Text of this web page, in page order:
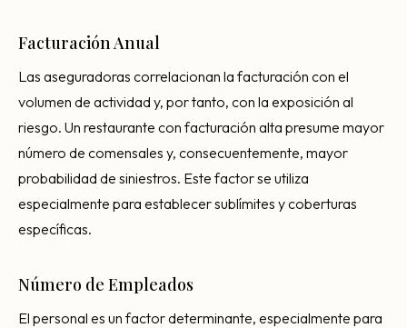
Facturación Anual
Las aseguradoras correlacionan la facturación con el
volumen de actividad y, por tanto, con la exposición al
riesgo. Un restaurante con facturación alta presume mayor
número de comensales y, consecuentemente, mayor
probabilidad de siniestros. Este factor se utiliza
especialmente para establecer sublímites y coberturas
específicas.
Número de Empleados
El personal es un factor determinante, especialmente para